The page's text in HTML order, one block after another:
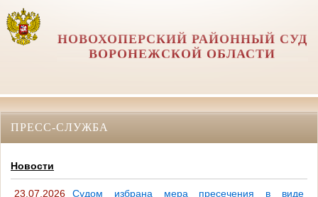
НОВОХОПЕРСКИЙ РАЙОННЫЙ СУД
ВОРОНЕЖСКОЙ ОБЛАСТИ
ПРЕСС-СЛУЖБА
Новости
23.07.2026
Судом избрана мера пресечения в виде